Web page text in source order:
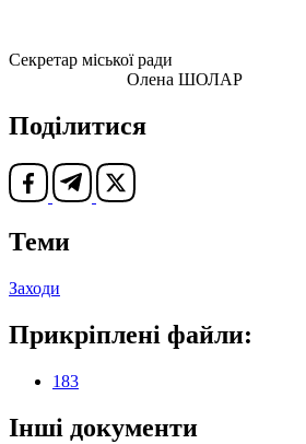
Секретар міської
Олена ШОЛАР
Поділитися
Теми
Заходи
Прикріплені файли:
183
Інші документи